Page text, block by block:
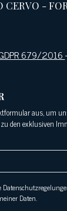
CERVO -
679/2016-
aus, um
den exklusiven
Daten.